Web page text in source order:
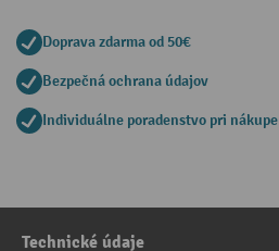
Doprava zdarma od 50€
Bezpečná ochrana údajov
Individuálne poradenstvo pri nákupe
Technické údaje